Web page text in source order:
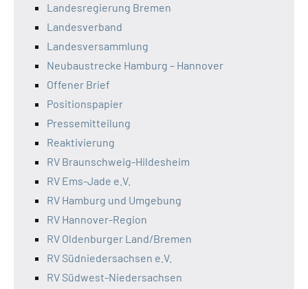
Landesregierung Bremen
Landesverband
Landesversammlung
Neubaustrecke Hamburg – Hannover
Offener Brief
Positionspapier
Pressemitteilung
Reaktivierung
RV Braunschweig-Hildesheim
RV Ems-Jade e.V.
RV Hamburg und Umgebung
RV Hannover-Region
RV Oldenburger Land/Bremen
RV Südniedersachsen e.V.
RV Südwest-Niedersachsen